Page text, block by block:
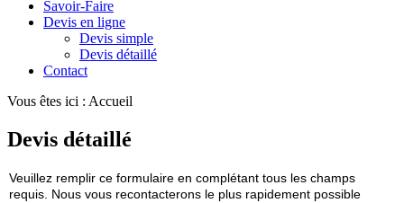
Savoir-Faire
Devis en ligne
Devis simple
Devis détaillé
Contact
Vous êtes ici : Accueil
Devis détaillé
Veuillez remplir ce formulaire en complétant tous les champs
requis. Nous vous recontacterons le plus rapidement possible